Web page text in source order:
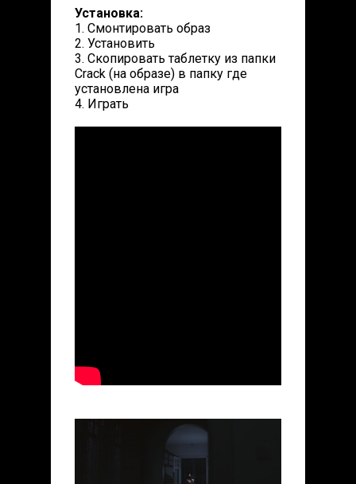
Установка:
1. Смонтировать образ
2. Установить
3. Скопировать таблетку из папки
Crack (на образе) в папку где
установлена игра
4. Играть